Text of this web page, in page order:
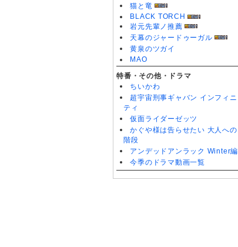
猫と竜
BLACK TORCH
岩元先輩ノ推薦
天幕のジャードゥーガル
黄泉のツガイ
MAO
特番・その他・ドラマ
ちいかわ
超宇宙刑事ギャバン インフィニ
ティ
仮面ライダーゼッツ
かぐや様は告らせたい 大人への
階段
アンデッドアンラック Winter編
今季のドラマ動画一覧